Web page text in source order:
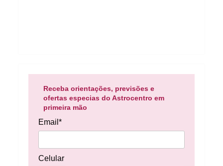
Receba orientações, previsões e
ofertas especias do Astrocentro em
primeira mão
Email*
Celular